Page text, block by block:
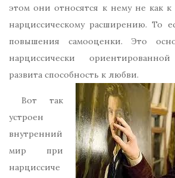
этом они относятся к нему не как
нарциссическому расширению. То
повышения самооценки. Это
нарциссически
развита способность к любви.
Вот так
устроен
внутренний
мир при
нарциссиче